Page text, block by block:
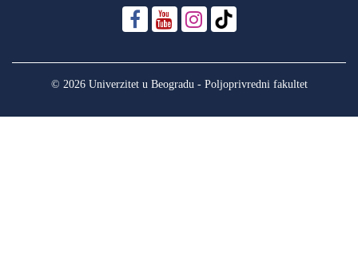
© 2026 Univerzitet u Beogradu - Poljoprivredni fakultet